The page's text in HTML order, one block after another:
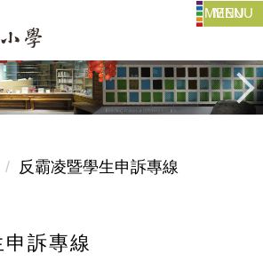
MENU
反霸凌暨學生申訴專線
訴專線